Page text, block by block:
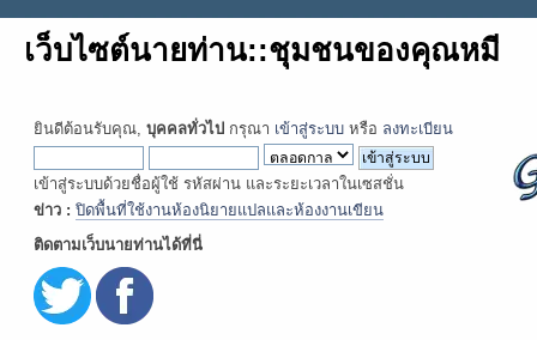
เว็บไซต์นายท่าน::ชุมชนของคุณหมี
ยินดีต้อนรับคุณ, บุคคลทั่วไป กรุณา เข้าสู่ระบบ หรือ ลงทะเบียน
เข้าสู่ระบบด้วยชื่อผู้ใช้ รหัสผ่าน และระยะเวลาในเซสชั่น
ข่าว : ปิดพื้นที่ใช้งานห้องนิยายแปลและห้องงานเขียน
ติดตามเว็บนายท่านได้ที่นี่